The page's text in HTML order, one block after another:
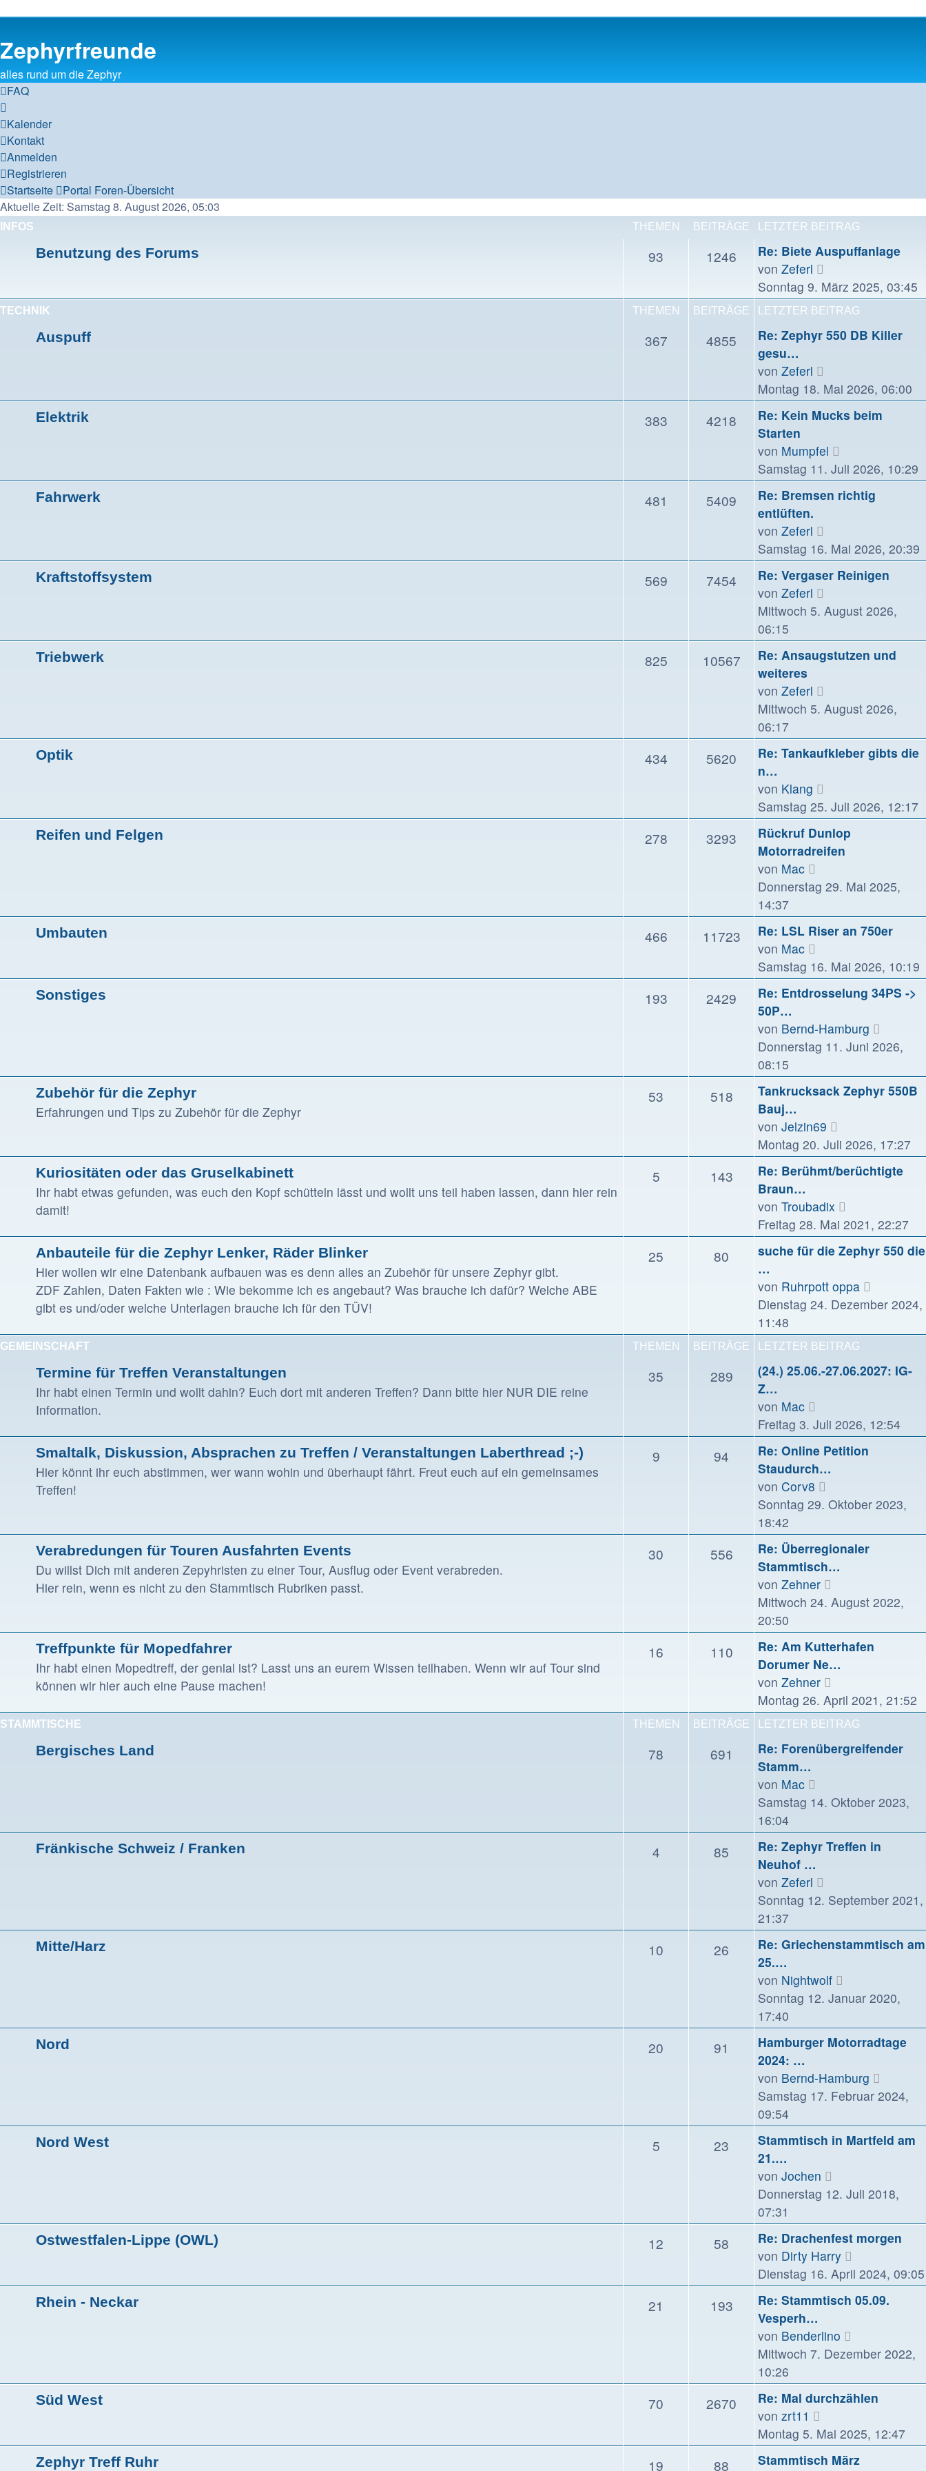
Zephyrfreunde
alles rund um die Zephyr
FAQ
Kalender
Kontakt
Anmelden
Registrieren
Startseite
Portal Foren-Übersicht
Aktuelle Zeit: Samstag 8. August 2026, 05:03
INFOS THEMEN BEITRÄGE LETZTER BEITRAG
Benutzung des Forums 93 1246
Re: Biete Auspuffanlage
von Zeferl
Beitrag
Sonntag 9. März 2025, 03:45
TECHNIK THEMEN BEITRÄGE LETZTER BEITRAG
Auspuff 367 4855
Re: Zephyr 550 DB Killer
gesu…
von Zeferl
Beitrag
Montag 18. Mai 2026, 06:00
Elektrik 383 4218
Re: Kein Mucks beim
Starten
von Mumpfel
Beitrag
Samstag 11. Juli 2026, 10:29
Fahrwerk 481 5409
Re: Bremsen richtig
entlüften.
von Zeferl
Beitrag
Samstag 16. Mai 2026, 20:39
Kraftstoffsystem 569 7454
Re: Vergaser Reinigen
von Zeferl
Beitrag
Mittwoch 5. August 2026,
06:15
Triebwerk 825 10567
Re: Ansaugstutzen und
weiteres
von Zeferl
Beitrag
Mittwoch 5. August 2026,
06:17
Optik 434 5620
Re: Tankaufkleber gibts die
n…
von Klang
Beitrag
Samstag 25. Juli 2026, 12:17
Reifen und Felgen 278 3293
Rückruf Dunlop
Motorradreifen
von Mac
Beitrag
Donnerstag 29. Mai 2025,
14:37
Umbauten 466 11723
Re: LSL Riser an 750er
von Mac
Beitrag
Samstag 16. Mai 2026, 10:19
Sonstiges 193 2429
Re: Entdrosselung 34PS ->
50P…
von Bernd-Hamburg
Beitrag
Donnerstag 11. Juni 2026,
08:15
Zubehör für die Zephyr
Erfahrungen und Tips zu Zubehör für die Zephyr
53 518
Tankrucksack Zephyr 550B
Bauj…
von Jelzin69
Beitrag
Montag 20. Juli 2026, 17:27
Kuriositäten oder das Gruselkabinett
Ihr habt etwas gefunden, was euch den Kopf schütteln lässt und wollt uns teil haben lassen, dann hier rein
damit!
5 143
Re: Berühmt/berüchtigte
Braun…
von Troubadix
Beitrag
Freitag 28. Mai 2021, 22:27
Anbauteile für die Zephyr Lenker, Räder Blinker
Hier wollen wir eine Datenbank aufbauen was es denn alles an Zubehör für unsere Zephyr gibt.
ZDF Zahlen, Daten Fakten wie : Wie bekomme ich es angebaut? Was brauche ich dafür? Welche ABE
gibt es und/oder welche Unterlagen brauche ich für den TÜV!
25 80
suche für die Zephyr 550 die
…
von Ruhrpott oppa
Beitrag
Dienstag 24. Dezember 2024,
11:48
GEMEINSCHAFT THEMEN BEITRÄGE LETZTER BEITRAG
Termine für Treffen Veranstaltungen
Ihr habt einen Termin und wollt dahin? Euch dort mit anderen Treffen? Dann bitte hier NUR DIE reine
Information.
35 289
(24.) 25.06.-27.06.2027: IG-
Z…
von Mac
Beitrag
Freitag 3. Juli 2026, 12:54
Smaltalk, Diskussion, Absprachen zu Treffen / Veranstaltungen Laberthread ;-)
Hier könnt ihr euch abstimmen, wer wann wohin und überhaupt fährt. Freut euch auf ein gemeinsames
Treffen!
9 94
Re: Online Petition
Staudurch…
von Corv8
Beitrag
Sonntag 29. Oktober 2023,
18:42
Verabredungen für Touren Ausfahrten Events
Du willst Dich mit anderen Zepyhristen zu einer Tour, Ausflug oder Event verabreden.
Hier rein, wenn es nicht zu den Stammtisch Rubriken passt.
30 556
Re: Überregionaler
Stammtisch…
von Zehner
Beitrag
Mittwoch 24. August 2022,
20:50
Treffpunkte für Mopedfahrer
Ihr habt einen Mopedtreff, der genial ist? Lasst uns an eurem Wissen teilhaben. Wenn wir auf Tour sind
können wir hier auch eine Pause machen!
16 110
Re: Am Kutterhafen
Dorumer Ne…
von Zehner
Beitrag
Montag 26. April 2021, 21:52
STAMMTISCHE THEMEN BEITRÄGE LETZTER BEITRAG
Bergisches Land 78 691
Re: Forenübergreifender
Stamm…
von Mac
Beitrag
Samstag 14. Oktober 2023,
16:04
Fränkische Schweiz / Franken 4 85
Re: Zephyr Treffen in
Neuhof …
von Zeferl
Beitrag
Sonntag 12. September 2021,
21:37
Mitte/Harz 10 26
Re: Griechenstammtisch am
25.…
von Nightwolf
Beitrag
Sonntag 12. Januar 2020,
17:40
Nord 20 91
Hamburger Motorradtage
2024: …
von Bernd-Hamburg
Beitrag
Samstag 17. Februar 2024,
09:54
Nord West 5 23
Stammtisch in Martfeld am
21.…
von Jochen
Beitrag
Donnerstag 12. Juli 2018,
07:31
Ostwestfalen-Lippe (OWL) 12 58
Re: Drachenfest morgen
von Dirty Harry
Beitrag
Dienstag 16. April 2024, 09:05
Rhein - Neckar 21 193
Re: Stammtisch 05.09.
Vesperh…
von Benderlino
Beitrag
Mittwoch 7. Dezember 2022,
10:26
Süd West 70 2670
Re: Mal durchzählen
von zrt11
Beitrag
Montag 5. Mai 2025, 12:47
Zephyr Treff Ruhr 19 88
Stammtisch März